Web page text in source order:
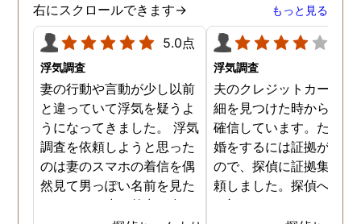
右にスクロールできます→ もっと見る
5.0点
浮気調査
妻の行動や言動が少し以前
と違っていて浮気を疑うよ
うになってきました。 浮気
調査を依頼しようと思った
のは妻のスマホの着信を偶
然見て男っぽい名前を見た
からです。少し外出が多く
浮気調査
夫のクレジットカードの
細を見つけた時から不倫
確信しています。ただ、
婚をするには証拠が乏し
ので、探偵に証拠集めを
頼しました。探偵への依
は初めてではないので無